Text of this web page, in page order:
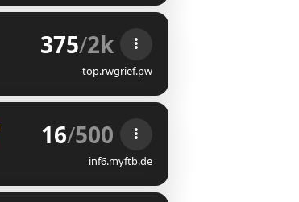
375/2k
top.rwgrief.pw
16/500
inf6.myftb.de